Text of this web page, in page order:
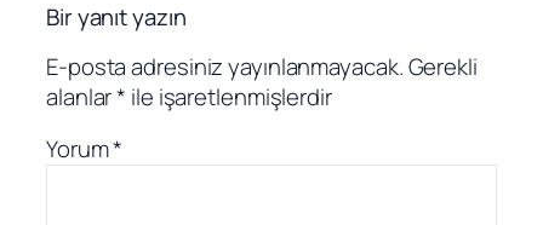
Bir yanıt yazın
E-posta adresiniz yayınlanmayacak.Gerekli
alanlar* ile işaretlenmişlerdir
Yorum*